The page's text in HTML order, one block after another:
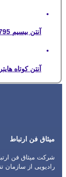
آنتن بیسیم HYT IP795
آنتن کوتاه هایترا
میثاق فن ارتباط
شرکت میثاق فن
رادیویی از سازمان